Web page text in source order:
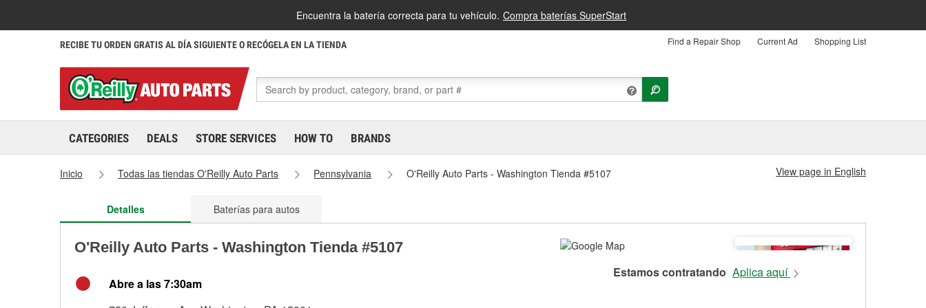
Encuentra la batería correcta para tu vehículo. Compra baterías SuperStart
RECIBE TU ORDEN GRATIS AL DÍA SIGUIENTE O RECÓGELA EN LA TIENDA Find a Repair Shop Current Ad Shopping List
CATEGORIES DEALS STORE SERVICES HOW TO BRANDS
Inicio Todas las tiendas O'Reilly Auto Parts Pennsylvania O'Reilly Auto Parts - Washington Tienda #5107 View page in English
Detalles Baterías para autos
O'Reilly Auto Parts - Washington Tienda #5107
Abre a las 7:30am
Estamos contratando Aplica aquí